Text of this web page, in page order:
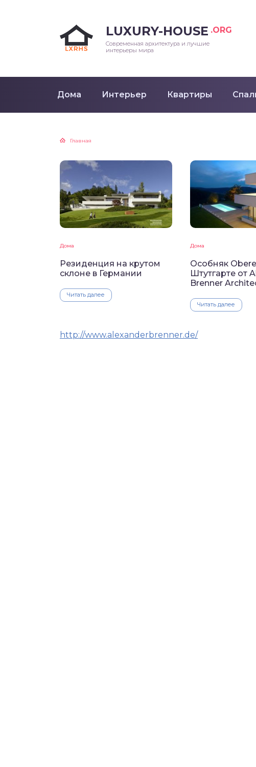
LUXURY-HOUSE .ORG
Современная архитектура и лучшие
интерьеры мира
Дома Интерьер Квартиры
Главная
Дома
Резиденция на крутом
склоне в Германии
Читать далее
Дома
Особняк
Штутгарте от
Brenner
Читать далее
http://www.alexanderbrenner.de/